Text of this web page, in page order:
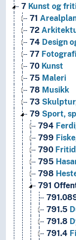
7 Kunst og
71
72
74 Design
77
70 Kunst
75 Maleri
78 Musikk
73
79 Sport,
794
799
790
795
798
791
791.5
791.8
791.4